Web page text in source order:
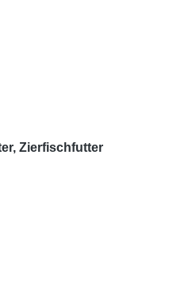
Zierfischfutter